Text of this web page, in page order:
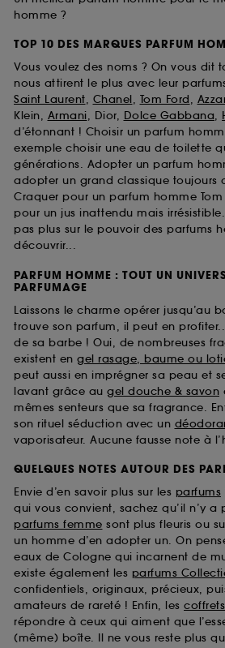
homme ?
TOP 10 DES MARQUES PARFUM
Vous voulez des noms ? On vous dit
nous attirent le plus avec leur
Saint Laurent, Chanel, Tom Ford,
Klein, Armani, Dior, Dolce Gabbana,
d’étonnant ! Choisir un parfum
exemple choisir une eau de toilette
générations. Adopter un parfum
adopter un grand classique toujours
Craquer pour un parfum homme Tom
pour un jus inattendu mais
pas plus sur le pouvoir des parfums
découvrir...
PARFUM HOMME : TOUT UN
PARFUMAGE
Laissons le charme opérer jusqu’au
trouve son parfum, il peut en
de sa barbe ! Oui, de nombreuses
existent en gel rasage, baume ou
peut aussi en imprégner sa peau et
lavant grâce au gel douche & savon
mêmes senteurs que sa fragrance.
son rituel séduction avec un
vaporisateur. Aucune fausse note à
QUELQUES NOTES AUTOUR DES
Envie d’en savoir plus sur les parfums
qui vous convient, sachez qu’il n’y a
parfums femme sont plus fleuris ou
un homme d’en adopter un. On
eaux de Cologne qui incarnent de
existe également les parfums
confidentiels, originaux, précieux,
amateurs de rareté ! Enfin, les
répondre à ceux qui aiment que
(même) boîte. Il ne vous reste plus